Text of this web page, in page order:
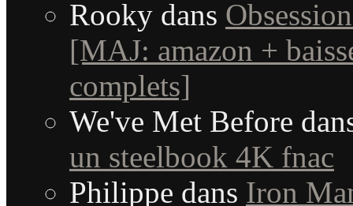
Rooky dans
[MAJ: amazon +
complets]
We've Met Before
un steelbook 4K fnac
Philippe dans Iron